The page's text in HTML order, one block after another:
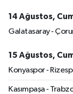
14 Ağustos,
Galatasaray -
15 Ağustos,
Konyaspor -
Kasımpaşa -